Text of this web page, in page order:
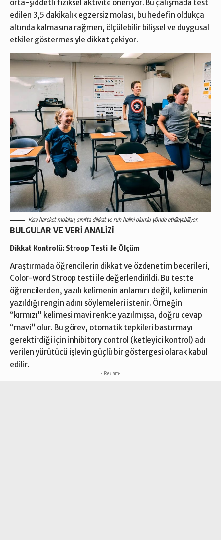
orta-şiddetli fiziksel aktivite öneriyor. Bu çalışmada test
edilen 3,5 dakikalık egzersiz molası, bu hedefin oldukça
altında kalmasına rağmen, ölçülebilir bilişsel ve duygusal
etkiler göstermesiyle dikkat çekiyor.
Kısa hareket molaları, sınıfta dikkat ve ruh halini olumlu yönde etkileyebiliyor.
BULGULAR VE VERİ ANALİZİ
Dikkat Kontrolü: Stroop Testi ile Ölçüm
Araştırmada öğrencilerin dikkat ve özdenetim becerileri,
Color-word Stroop testi ile değerlendirildi. Bu testte
öğrencilerden, yazılı kelimenin anlamını değil, kelimenin
yazıldığı rengin adını söylemeleri istenir. Örneğin
“kırmızı” kelimesi mavi renkte yazılmışsa, doğru cevap
“mavi” olur. Bu görev, otomatik tepkileri bastırmayı
gerektirdiği için inhibitory control (ketleyici kontrol) adı
verilen yürütücü işlevin güçlü bir göstergesi olarak kabul
edilir.
- Reklam-